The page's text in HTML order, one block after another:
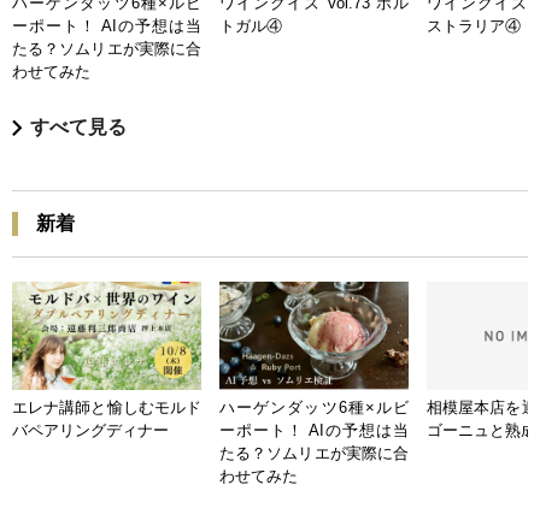
ーポート！ AIの予想は当
たる？ソムリエが実際に合
わせてみた
トガル④
ストラリア④
すべて見る
新着
エレナ講師と愉しむモルド
バペアリングディナー
ハーゲンダッツ6種×ルビ
ーポート！ AIの予想は当
たる？ソムリエが実際に合
わせてみた
相模屋本店を
ゴーニュと熟